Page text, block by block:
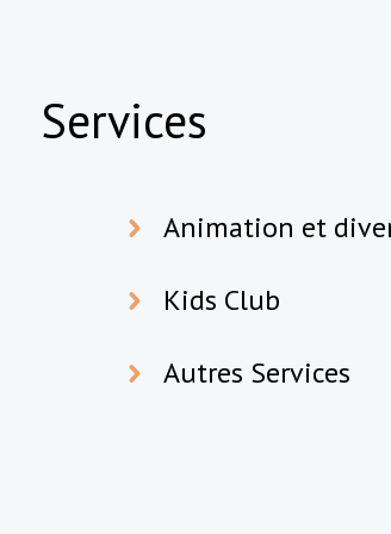
Services
Animation et
Kids Club
Autres Services